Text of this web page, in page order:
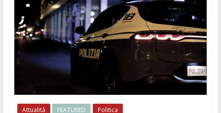
Attualità FEATURED Politica